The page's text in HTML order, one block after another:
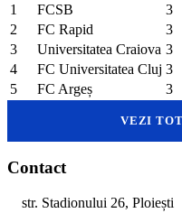
1
FCSB 3
2
FC Rapid 3
3
Universitatea Craiova 3
4
FC Universitatea Cluj 3
5
FC Argeș 3
VEZI
Contact
str. Stadionului 26, Ploiești